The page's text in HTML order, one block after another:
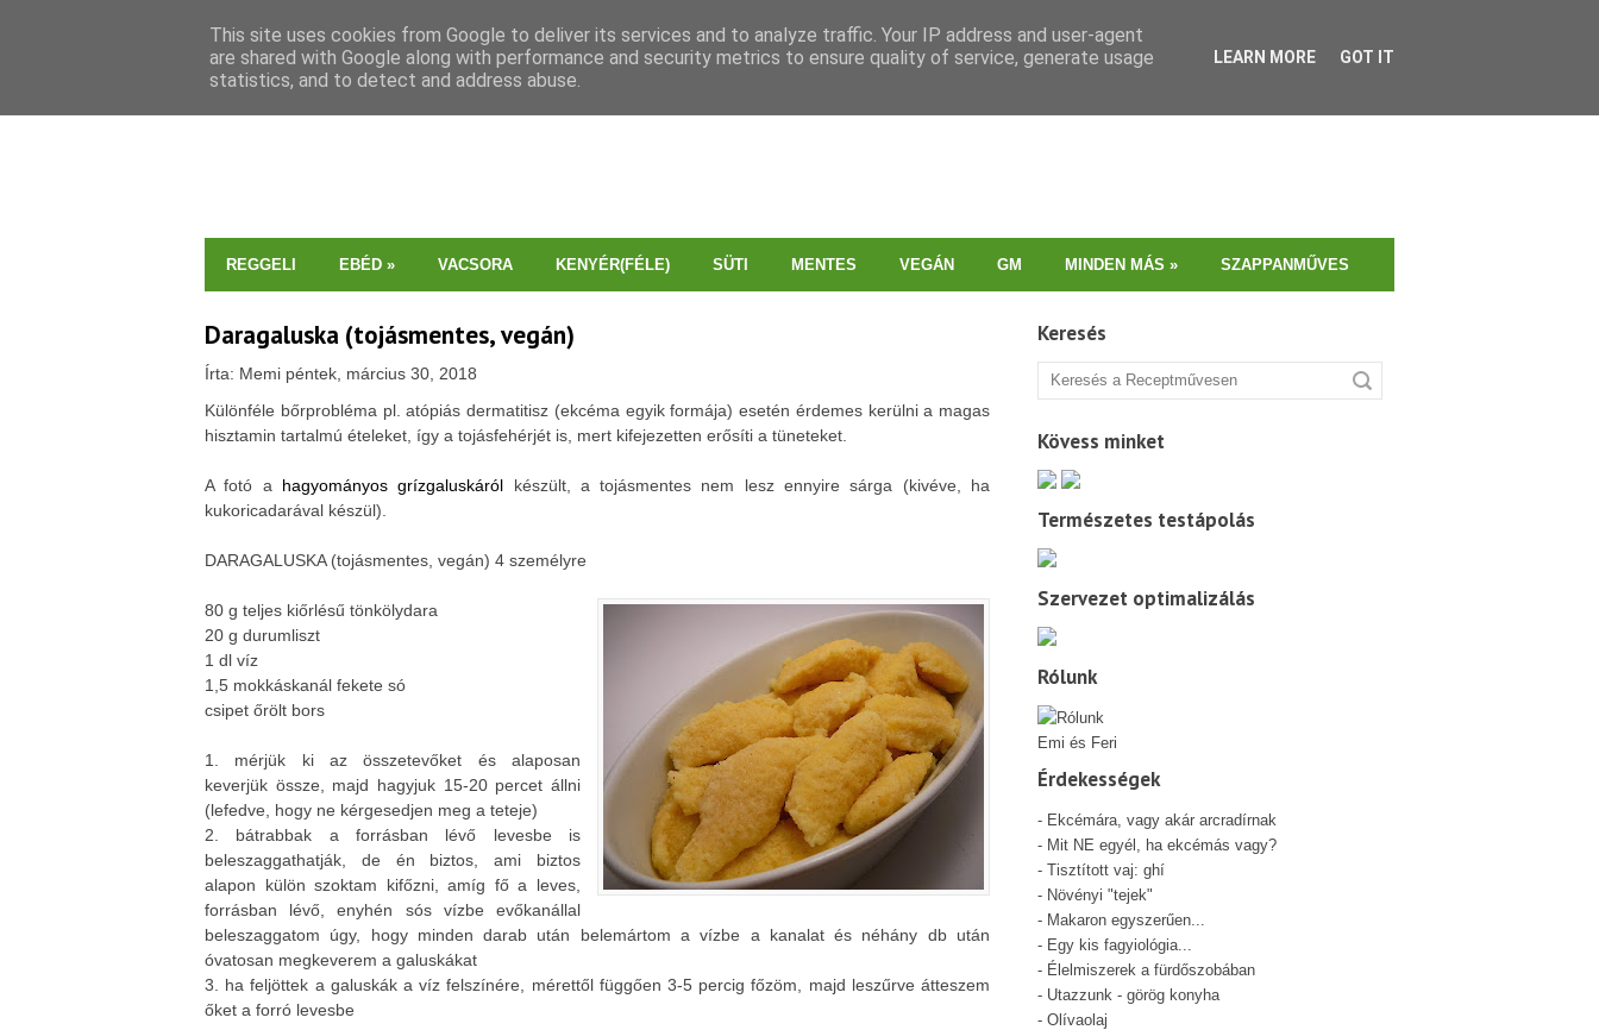
REGGELI EBÉD » VACSORA KENYÉR(FÉLE) SÜTI MENTES VEGÁN GM MINDEN MÁS » SZAPPANMŰVES
Daragaluska (tojásmentes, vegán)
Írta: Memi péntek, március 30, 2018
Különféle bőrprobléma pl. atópiás dermatitisz (ekcéma egyik formája) esetén érdemes kerülni a magas
hisztamin tartalmú ételeket, így a tojásfehérjét is, mert kifejezetten erősíti a tüneteket.
A fotó a hagyományos grízgaluskáról készült, a tojásmentes nem lesz ennyire sárga (kivéve, ha
kukoricadarával készül).
DARAGALUSKA (tojásmentes, vegán) 4 személyre
80 g teljes kiőrlésű tönkölydara
20 g durumliszt
1 dl víz
1,5 mokkáskanál fekete só
csipet őrölt bors
1. mérjük ki az összetevőket és alaposan
keverjük össze, majd hagyjuk 15-20 percet állni
(lefedve, hogy ne kérgesedjen meg a teteje)
2. bátrabbak a forrásban lévő levesbe is
beleszaggathatják, de én biztos, ami biztos
alapon külön szoktam kifőzni, amíg fő a leves,
forrásban lévő, enyhén sós vízbe evőkanállal
beleszaggatom úgy, hogy minden darab után belemártom a vízbe a kanalat és néhány db után
óvatosan megkeverem a galuskákat
3. ha feljöttek a galuskák a víz felszínére, mérettől függően 3-5 percig főzöm, majd leszűrve átteszem
őket a forró levesbe
Keresés
Kövess minket
Természetes testápolás
Szervezet optimalizálás
Rólunk
Emi és Feri
Érdekességek
- Ekcémára, vagy akár arcradírnak
- Mit NE egyél, ha ekcémás vagy?
- Tisztított vaj: ghí
- Növényi "tejek"
- Makaron egyszerűen...
- Egy kis fagyiológia...
- Élelmiszerek a fürdőszobában
- Utazzunk - görög konyha
- Olívaolaj
This site uses cookies from Google to deliver its services and to analyze traffic. Your IP address and user-agent
are shared with Google along with performance and security metrics to ensure quality of service, generate usage
statistics, and to detect and address abuse.
LEARN MORE GOT IT